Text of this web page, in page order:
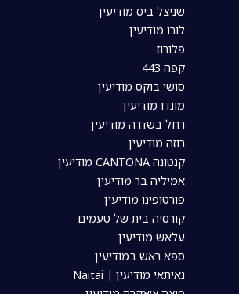
שניצל ביס מודיעין
לורו מודיעין
פלורוז
קפה 443
סושי בוקס מודיעין
מונדו מודיעין
רחל בשדרה מודיעין
רוזה מודיעין
קנטונה CANTONA מודיעין
אמיליה בר מודיעין
פורטופינו מודיעין
קורסיה בית של טעמים
עלאש מודיעין
ספא ראש במודיעין
נאיתאי מודיעין | Naitai